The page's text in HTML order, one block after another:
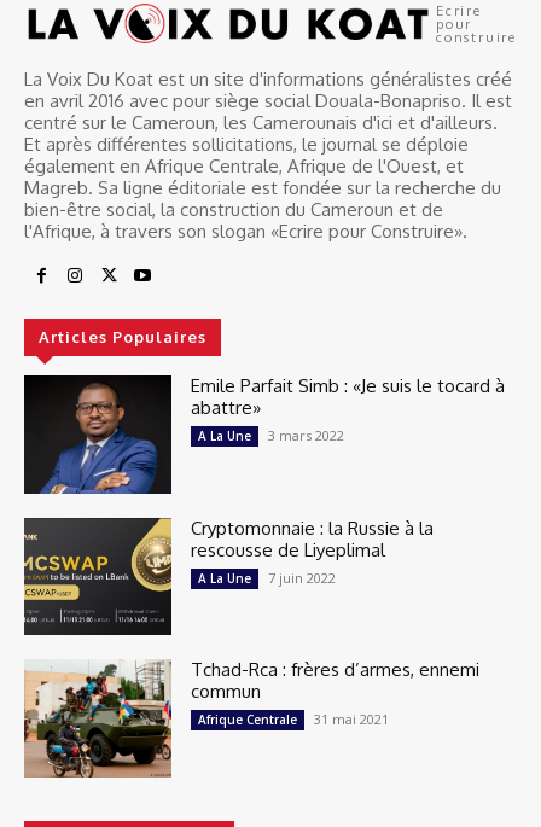
Ecrire
pour
construire
La Voix Du Koat est un site d'informations généralistes créé
en avril 2016 avec pour siège social Douala-Bonapriso. Il est
centré sur le Cameroun, les Camerounais d'ici et d'ailleurs.
Et après différentes sollicitations, le journal se déploie
également en Afrique Centrale, Afrique de l'Ouest, et
Magreb. Sa ligne éditoriale est fondée sur la recherche du
bien-être social, la construction du Cameroun et de
l'Afrique, à travers son slogan «Ecrire pour Construire».
Articles Populaires
Emile Parfait Simb : «Je suis le tocard à
abattre»
A La Une 3 mars 2022
Cryptomonnaie : la Russie à la
rescousse de Liyeplimal
A La Une 7 juin 2022
Tchad-Rca : frères d’armes, ennemi
commun
Afrique Centrale 31 mai 2021